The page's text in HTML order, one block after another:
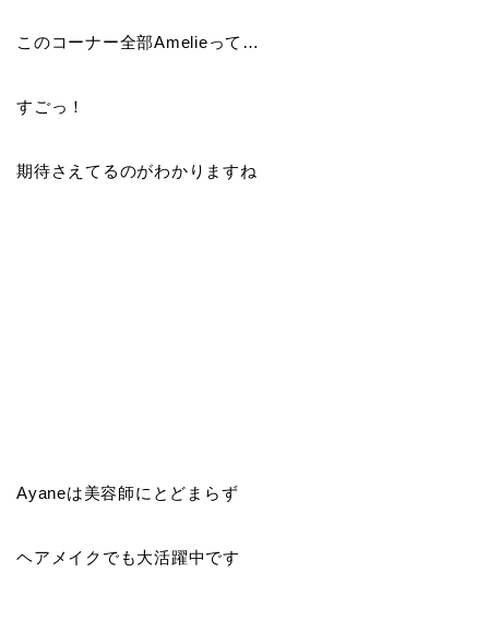
このコーナー全部Amelieって…
すごっ！
期待さえてるのがわかりますね
Ayaneは美容師にとどまらず
ヘアメイクでも大活躍中です